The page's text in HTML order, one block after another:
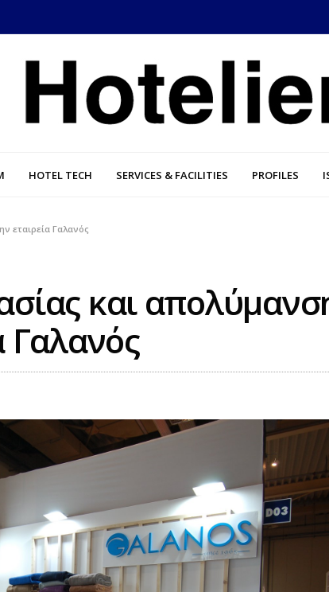
HOTEL TECH SERVICES & FACILITIES PROFILES
εταιρεία Γαλανός
και
Γαλανός